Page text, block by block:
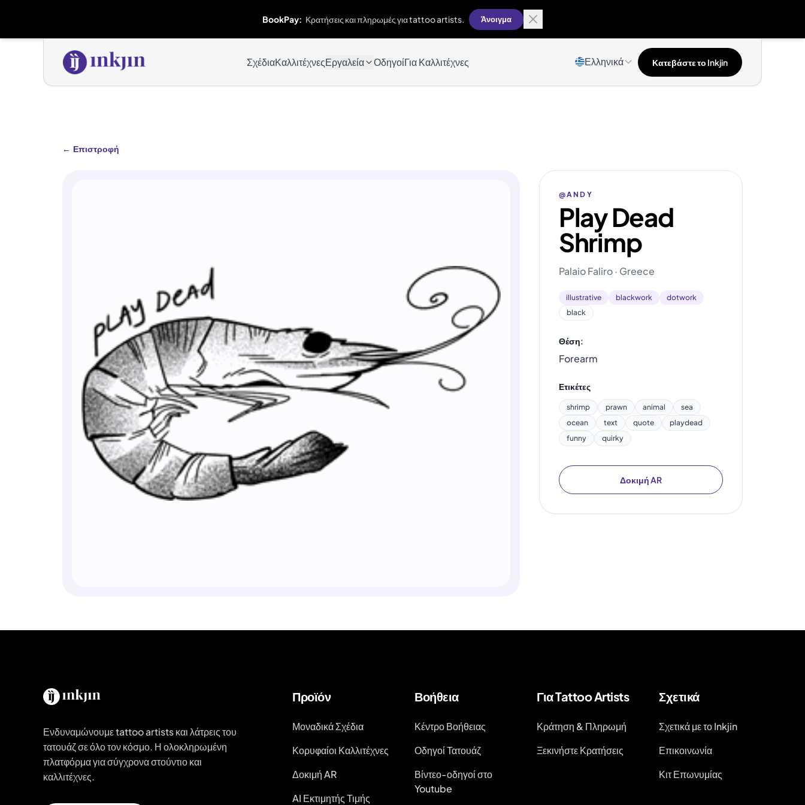
BookPay: Κρατήσεις και πληρωμές για tattoo artists. Άνοιγμα
ΣχέδιαΚαλλιτέχνεςΕργαλεία ΟδηγοίΓια Καλλιτέχνες Ελληνικά Κατεβάστε το Inkjin
← Επιστροφή
@ANDY
Play Dead
Shrimp
Palaio Faliro · Greece
illustrative blackwork
dotwork
black
Θέση:
Forearm
Ετικέτες
shrimp prawn animal
sea
ocean
text quote
playdead
funny
quirky
Δοκιμή AR
Ενδυναμώνουμε tattoo artists και λάτρεις του
τατουάζ σε όλο τον κόσμο. Η ολοκληρωμένη
πλατφόρμα για σύγχρονα στούντιο και
καλλιτέχνες.
Προϊόν
Μοναδικά Σχέδια
Κορυφαίοι Καλλιτέχνες
Δοκιμή AR
AI Εκτιμητής Τιμής
Βοήθεια
Κέντρο Βοήθειας
Οδηγοί Τατουάζ
Βίντεο-οδηγοί στο
Youtube
Για Tattoo Artists
Κράτηση & Πληρωμή
Ξεκινήστε Κρατήσεις
Σχετικά
Σχετικά με το Inkjin
Επικοινωνία
Κιτ Επωνυμίας